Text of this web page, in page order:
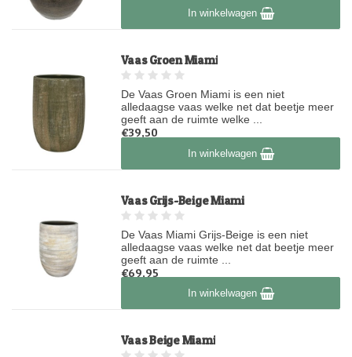
Op voorraadIn winkelwagen
Vaas Groen Miami
De Vaas Groen Miami is een niet
alledaagse vaas welke net dat beetje meer
geeft aan de ruimte welke ...
€39,50
Op voorraadIn winkelwagen
Vaas Grijs-Beige Miami
De Vaas Miami Grijs-Beige is een niet
alledaagse vaas welke net dat beetje meer
geeft aan de ruimte ...
€69,95
Op voorraadIn winkelwagen
Vaas Beige Miami